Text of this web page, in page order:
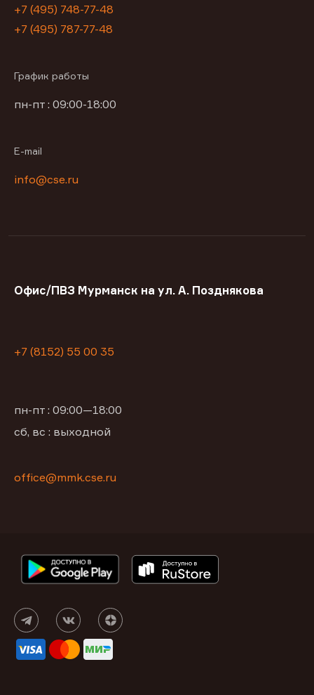
+7 (495) 748-77-48
+7 (495) 787-77-48
График работы
пн-пт : 09:00-18:00
E-mail
info@cse.ru
Офис/ПВЗ Мурманск на ул. А. Позднякова
+7 (8152) 55 00 35
пн-пт : 09:00—18:00
сб, вс : выходной
office@mmk.cse.ru